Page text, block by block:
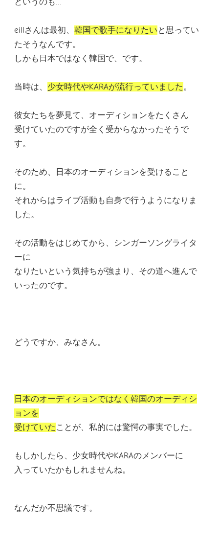
eillさんは最初、 韓国で歌手になりたい と思ってい
たそうなんです。
しかも日本ではなく韓国で、です。
当時は、 少女時代やKARAが流行っていました 。
彼女たちを夢見て、オーディションをたくさん
受けていたのですが全く受からなかったそうで
す。
そのため、日本のオーディションを受けること
に。
それからはライブ活動も自身で行うようになりま
した。
その活動をはじめてから、
シンガーソングライタ
ーに
なりたいという気持ちが強まり、その道へ進んで
いったのです。
どうですか、みなさん。
日本のオーディションではなく韓国のオーディシ
ョンを
受けていた ことが、私的には驚愕の事実でした。
もしかしたら、少女時代やKARAのメンバーに
入っていたかもしれませんね。
なんだか不思議です。